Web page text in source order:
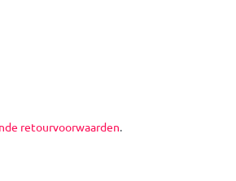
retourvoorwaarden